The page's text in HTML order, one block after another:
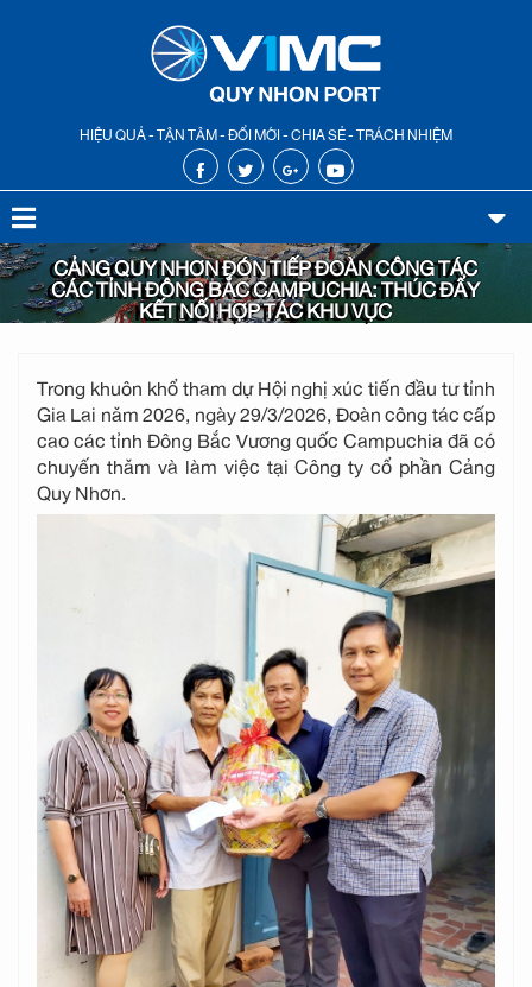
HIỆU QUẢ - TẬN TÂM - ĐỔI MỚI - CHIA SẺ - TRÁCH NHIỆM
CẢNG QUY NHƠN ĐÓN TIẾP ĐOÀN CÔNG TÁC
CÁC TỈNH ĐÔNG BẮC CAMPUCHIA: THÚC ĐẨY
KẾT NỐI HỢP TÁC KHU VỰC
Trong khuôn khổ tham dự Hội nghị xúc tiến đầu tư tỉnh
Gia Lai năm 2026, ngày 29/3/2026, Đoàn công tác cấp
cao các tỉnh Đông Bắc Vương quốc Campuchia đã có
chuyến thăm và làm việc tại Công ty cổ phần Cảng
Quy Nhơn.